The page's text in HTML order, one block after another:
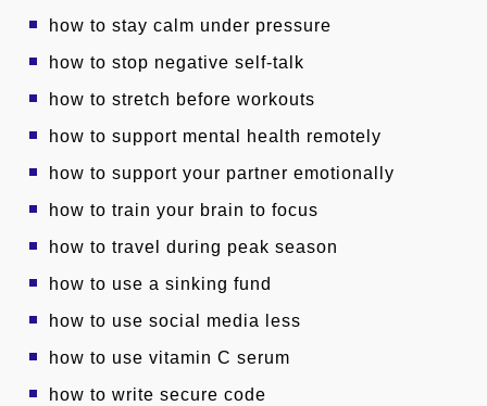
how to stay calm under pressure
how to stop negative self-talk
how to stretch before workouts
how to support mental health remotely
how to support your partner emotionally
how to train your brain to focus
how to travel during peak season
how to use a sinking fund
how to use social media less
how to use vitamin C serum
how to write secure code